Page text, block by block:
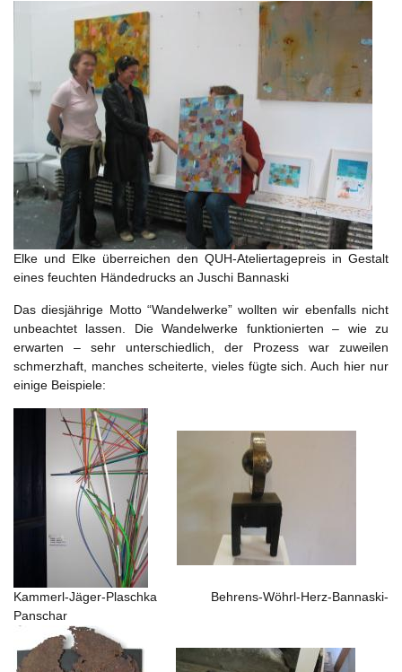
Elke und Elke überreichen den QUH-Ateliertagepreis in Gestalt
eines feuchten Händedrucks an Juschi Bannaski
Das diesjährige Motto “Wandelwerke” wollten wir ebenfalls nicht
unbeachtet lassen. Die Wandelwerke funktionierten – wie zu
erwarten – sehr unterschiedlich, der Prozess war zuweilen
schmerzhaft, manches scheiterte, vieles fügte sich. Auch hier nur
einige Beispiele:
Kammerl-Jäger-Plaschka Behrens-Wöhrl-Herz-Bannaski-
Panschar